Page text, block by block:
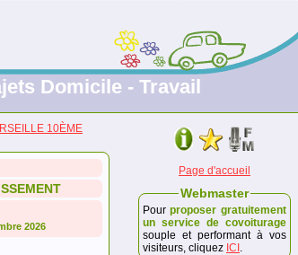
Domicile - Travail
10ÈME
2026
Page d'accueil
Webmaster
Pour proposer gratuitement
un service de covoiturage
souple et performant à vos
visiteurs, cliquez ICI .